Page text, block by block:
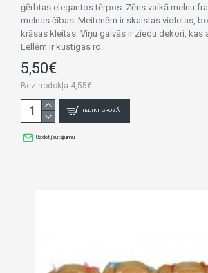
ģērbtas elegantos tērpos. Zēns valkā melnu
melnas čības. Meitenēm ir skaistas violetas,
krāsas kleitas. Viņu galvās ir ziedu dekori, kas
Lellēm ir kustīgas ro..
5,50€
Bez nodokļa:4,55€
IELIKT GROZĀ
Uzdot jautājumu